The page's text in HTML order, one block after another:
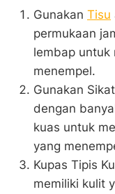
Gunakan Tisu
permukaan
lembap untuk
menempel.
Gunakan
dengan
kuas untuk
yang
Kupas Tipis
memiliki kulit